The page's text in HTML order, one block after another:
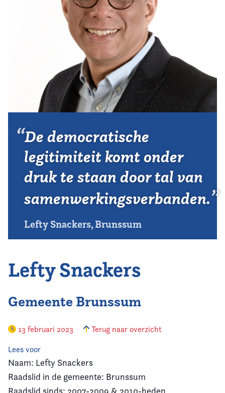
Kennis & Informatie
De democratische
legitimiteit komt onder
druk te staan door tal van
samenwerkingsverbanden.
Lefty Snackers, Brunssum
Lefty Snackers
Gemeente Brunssum
13 februari 2023 Terug naar overzicht
Lees voor
Naam: Lefty Snackers
Raadslid in de gemeente: Brunssum
Raadslid sinds: 2007-2009 & 2010-heden